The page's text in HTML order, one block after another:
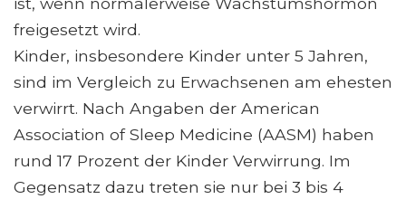
freigesetzt wird.
Kinder, insbesondere Kinder unter 5 Jahren,
sind im Vergleich zu Erwachsenen am ehesten
verwirrt. Nach Angaben der American
Association of Sleep Medicine (AASM) haben
rund 17 Prozent der Kinder Verwirrung. Im
Gegensatz dazu treten sie nur bei 3 bis 4